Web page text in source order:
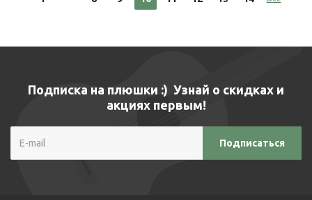
Подписка на плюшки :) Узнай о скидках и
акциях первым!